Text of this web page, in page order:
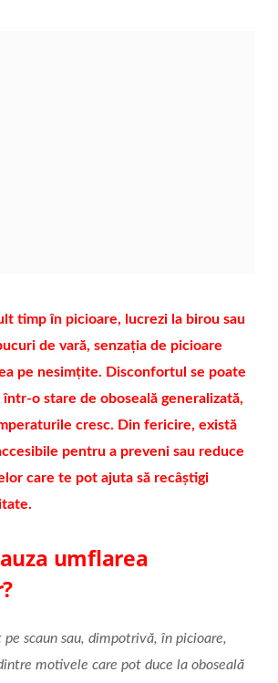
timp în picioare, lucrezi la birou sau
de vară, senzația de picioare
pe nesimțite. Disconfortul se poate
o stare de oboseală generalizată,
cresc. Din fericire, există
pentru a preveni sau reduce
care te pot ajuta să recâștigi
umflarea
scaun sau, dimpotrivă, în picioare,
motivele care pot duce la oboseală